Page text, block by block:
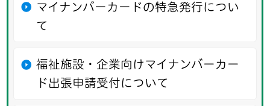
マイナンバーカードの特急発行につい
て
福祉施設・企業向けマイナンバーカー
ド出張申請受付について